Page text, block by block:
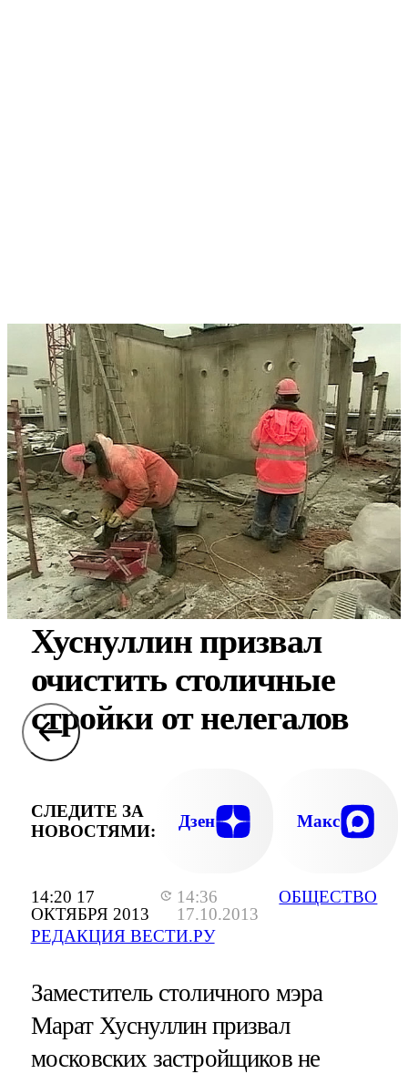
14:20 17
ОКТЯБРЯ 2013
14:36
17.10.2013
РЕДАКЦИЯ ВЕСТИ.РУ
ОБЩЕСТВО
Хуснуллин призвал
очистить столичные
стройки от нелегалов
СЛЕДИТЕ ЗА
НОВОСТЯМИ:
Дзен Макс
Заместитель столичного мэра
Марат Хуснуллин призвал
московских застройщиков не